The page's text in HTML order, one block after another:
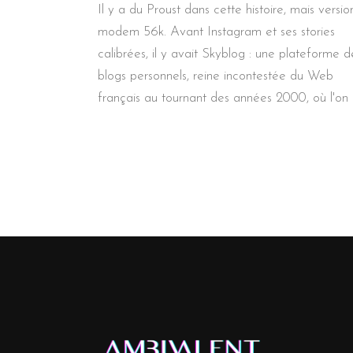
Il y a du Proust dans cette histoire, mais
modem 56k. Avant Instagram et ses stories
calibrées, il y avait Skyblog : une plateforme
blogs personnels, reine incontestée du Web
français au tournant des années 2000, où l'on